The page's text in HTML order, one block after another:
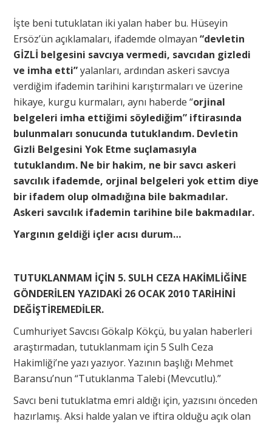
İşte beni tutuklatan iki yalan haber bu. Hüseyin
Ersöz’ün açıklamaları, ifademde olmayan “devletin
GİZLİ belgesini savcıya vermedi, savcıdan gizledi
ve imha etti”yalanları, ardından askeri savcıya
verdiğim ifademin tarihini karıştırmaları ve üzerine
hikaye, kurgu kurmaları, aynı haberde “orjinal
belgeleri imha ettiğimi söylediğim” iftirasında
bulunmaları sonucunda tutuklandım. Devletin
Gizli Belgesini Yok Etme suçlamasıyla
tutuklandım. Ne bir hakim, ne bir savcı askeri
savcılık ifademde, orjinal belgeleri yok ettim diye
bir ifadem olup olmadığına bile bakmadılar.
Askeri savcılık ifademin tarihine bile bakmadılar.
Yargının geldiği içler acısı durum…
TUTUKLANMAM İÇİN 5. SULH CEZA HAKİMLİĞİNE
GÖNDERİLEN YAZIDAKİ 26 OCAK 2010 TARİHİNİ
DEĞİŞTİREMEDİLER.
Cumhuriyet Savcısı Gökalp Kökçü, bu yalan haberleri
araştırmadan, tutuklanmam için 5 Sulh Ceza
Hakimliği’ne yazı yazıyor. Yazının başlığı Mehmet
Baransu’nun “Tutuklanma Talebi (Mevcutlu).”
Savcı beni tutuklatma emri aldığı için, yazısını önceden
hazırlamış. Aksi halde yalan ve iftira olduğu açık olan